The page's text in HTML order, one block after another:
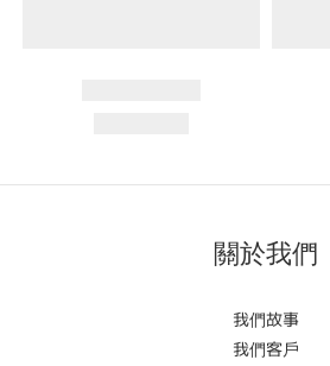
關於我們
我們故事
我們客戶